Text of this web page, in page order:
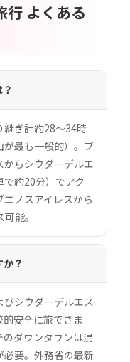
行 よくある
継ぎ計約28〜34時
が最も一般的）。ブ
らシウダーデルエ
約20分）でアク
ノスアイレスから
能。
？
シウダーデルエス
安全に旅できま
ダウンタウンは混
要。外務省の最新